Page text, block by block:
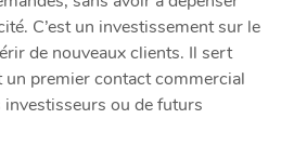
C’est un investissement sur le
de nouveaux clients. Il sert
un premier contact commercial
ou de futurs